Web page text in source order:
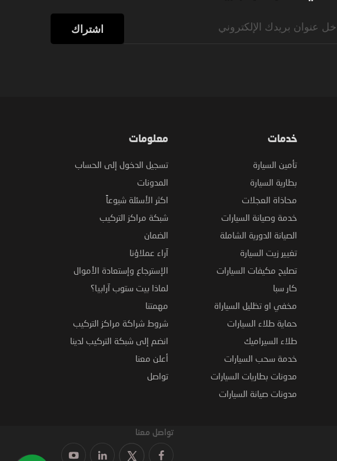
اشتراك
خدمات
تأمين السيارة
بطارية السيارة
محاذاة العجلات
خدمة وصيانة السيارات
الصيانة الدورية الشاملة
تغيير زيت السيارة
تصليح مكيفات السيارات
كار سبا
مخفي او تظليل السياراة
حماية طلاء السيارات
طلاء السيراميك
خدمة سحب السيارات
مدونات بطاريات السيارات
مدونات صيانة السيارات
معلومات
تسجيل الدخول إلى الحساب
المدونات
اكثر الأسئلة شيوعاً
شبكة مراكز التركيب
الضمان
آراء عملاؤنا
الإسترجاع وإستعادة الأموال
لماذا بيت ستوب آرابيا؟
مهمتنا
شروط شراكة مراكز التركيب
انضم إلى شبكة التركيب لدينا
أعلن معنا
تواصل
تواصل معنا